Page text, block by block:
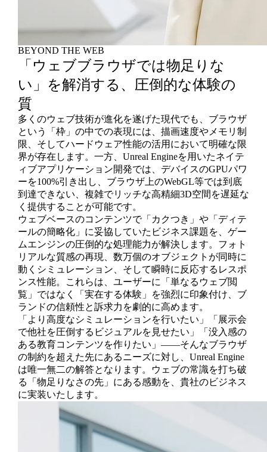
BEYOND THE WEB
「ウェブブラウザでは物足りな
い」を解消する、圧倒的な体験の
質
多くのウェブ技術が進化を遂げた現代でも、ブラウザ
という「枠」の中での表現には、描画速度やメモリ制
限、そしてハードウェア性能の活用において明確な限
界が存在します。一方、Unreal Engineを用いたネイテ
ィブアプリケーション開発では、デバイスのGPUパワ
ーを100%引き出し、ブラウザ上のWebGL等では到底
到達できない、複雑でリッチな高精細3D空間を遅延な
く提供することが可能です。
ウェブベースのコンテンツで「カクつき」や「ディテ
ールの簡略化」に妥協していたビジネス課題を、ゲー
ムエンジンの圧倒的な処理能力が解決します。フォト
リアルな質感の再現、数万個のオブジェクトが同時に
動くシミュレーション、そして瞬時に反応するレスポ
ンス性能。これらは、ユーザーに「単なるウェブ閲
覧」ではなく「実在する体験」を強烈に印象付け、ブ
ランドの信頼性と訴求力を劇的に高めます。
「より高度なシミュレーションを行いたい」「展示会
で他社を圧倒するビジュアルを見せたい」「没入感の
ある教育コンテンツを作りたい」——そんなブラウザ
の制約を超えた先にあるニーズに対し、Unreal Engine
は唯一無二の解答となります。ウェブの常識を打ち破
る「物足りなさの先」にある感動を、貴社のビジネス
に実装いたします。